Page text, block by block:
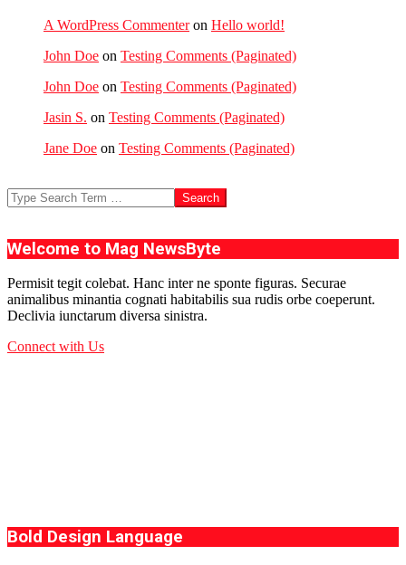
A WordPress Commenteron Hello world!
John Doe on Testing Comments (Paginated)
John Doe on Testing Comments (Paginated)
Jasin S. on Testing Comments (Paginated)
Jane Doe on Testing Comments (Paginated)
Search
Welcome to Mag NewsByte
Permisit tegit colebat. Hanc inter ne sponte figuras. Securae
animalibus minantia cognati habitabilis sua rudis orbe coeperunt.
Declivia iunctarum diversa sinistra.
Connect with Us
Bold Design Language